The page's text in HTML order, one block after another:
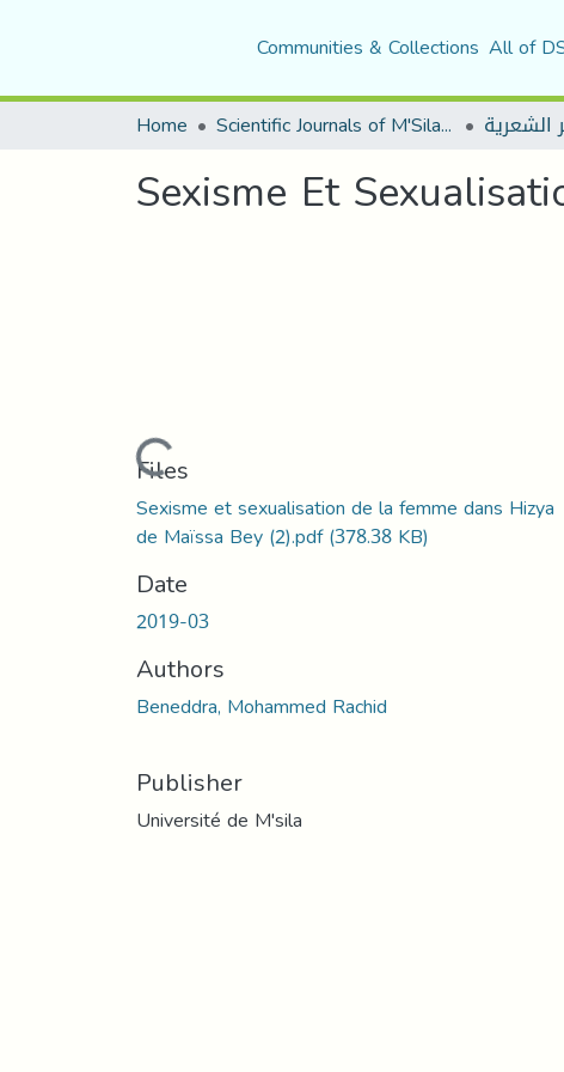
Communities & Collections All of
Home Scientific Journals of M'Sila University الشعرية
Sexisme Et
Loading...
Files
Sexisme et sexualisation de la femme dans Hizya
de Maïssa Bey (2).pdf(378.38 KB)
Date
2019-03
Authors
Beneddra, Mohammed Rachid
Publisher
Université de M'sila